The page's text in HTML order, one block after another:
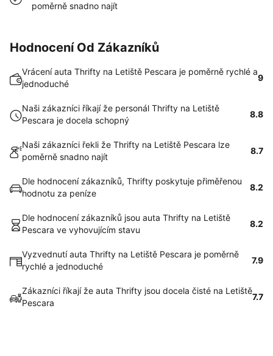
poměrně snadno najít
Hodnocení Od Zákazníků
Vrácení auta Thrifty na Letiště Pescara je poměrně rychlé a
jednoduché
9
Naši zákazníci říkají že personál Thrifty na Letiště
Pescara je docela schopný
8.8
Naši zákazníci řekli že Thrifty na Letiště Pescara lze
poměrně snadno najít
8.7
Dle hodnocení zákazníků, Thrifty poskytuje přiměřenou
hodnotu za peníze
8.2
Dle hodnocení zákazníků jsou auta Thrifty na Letiště
Pescara ve vyhovujícím stavu
8.2
Vyzvednutí auta Thrifty na Letiště Pescara je poměrně
rychlé a jednoduché
7.9
Zákazníci říkají že auta Thrifty jsou docela čisté na Letiště
Pescara
7.7